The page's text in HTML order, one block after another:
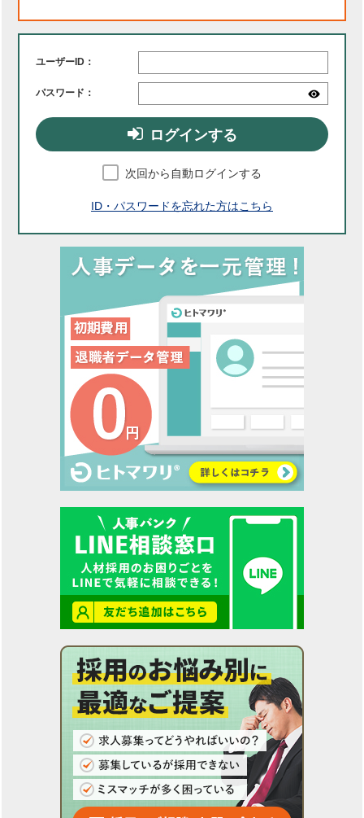
ユーザーID：
パスワード：
ログインする
次回から自動ログインする
ID・パスワードを忘れた方はこちら